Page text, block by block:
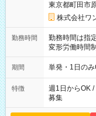
東京都町田市
株式会社ワ
勤務時間
勤務時間は指
変形労働時間制 想定
～21：00
期間 単発・1日のみ
特徴
週1日からOK
募集